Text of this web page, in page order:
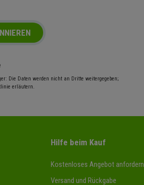
Die Daten werden nicht an Dritte weitergegeben;
erläutern.
Hilfe beim Kauf
Kostenloses Angebot anfordern
Versand und Rückgabe